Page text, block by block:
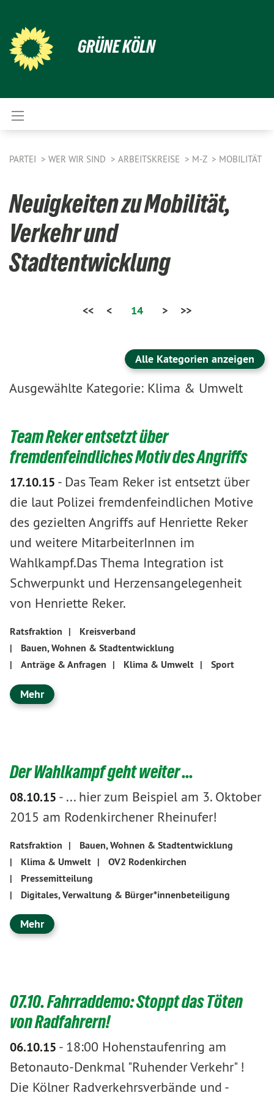
GRÜNE KÖLN
PARTEI WER WIR SIND ARBEITSKREISE M-Z MOBILITÄT
Neuigkeiten zu Mobilität,
Verkehr und
Stadtentwicklung
<< < 14 > >>
Alle Kategorien anzeigen
Ausgewählte Kategorie: Klima & Umwelt
Team Reker entsetzt über
fremdenfeindliches Motiv des Angriffs
17.10.15 - Das Team Reker ist entsetzt über
die laut Polizei fremdenfeindlichen Motive
des gezielten Angriffs auf Henriette Reker
und weitere MitarbeiterInnen im
Wahlkampf.Das Thema Integration ist
Schwerpunkt und Herzensangelegenheit
von Henriette Reker.
Ratsfraktion |
Kreisverband
|
Bauen, Wohnen & Stadtentwicklung
|
Anträge & Anfragen | Klima & Umwelt | Sport
Mehr
Der Wahlkampf geht weiter ...
08.10.15 - ... hier zum Beispiel am 3. Oktober
2015 am Rodenkirchener Rheinufer!
Ratsfraktion |
Bauen, Wohnen & Stadtentwicklung
|
Klima & Umwelt |
OV2 Rodenkirchen
|
Pressemitteilung
|
Digitales, Verwaltung & Bürger*innenbeteiligung
Mehr
07.10. Fahrraddemo: Stoppt das Töten
von Radfahrern!
06.10.15 - 18:00 Hohenstaufenring am
Betonauto-Denkmal "Ruhender Verkehr" !
Die Kölner Radverkehrsverbände und -